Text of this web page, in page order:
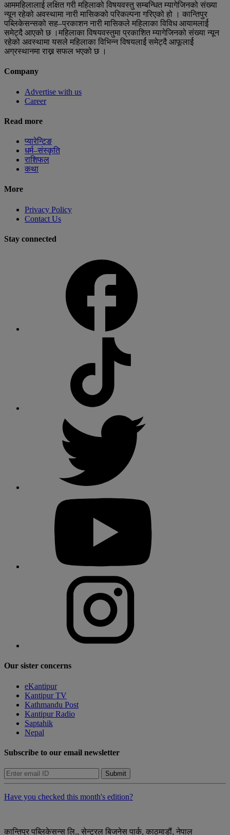
आममहिलालाई लक्षित गरी महिलाको विषयवस्तु सम्बन्धित म्यागेजिनको संख्या
न्यून रहेको अवस्थामा नारी मासिकको परिकल्पना गरिएको हो । कान्तिपुर
पब्लिकेसन्सको सह–प्रकाशन नारी मासिकले महिलाका विविध आयामलार्ई
समेट्दै आएको छ ।महिलाका विषयवस्तुमा प्रकाशित म्यागेजिनको संख्या न्यून
रहेको अवस्थामा यसले महिलाका विभिन्न विषयलार्ई समेट्दै आफूलार्ई
अग्रस्थानमा राख्न सफल भएको छ ।
Company
Advertise with us
Career
Read more
प्यारेन्टिङ
धर्म–संस्कृति
राशिफल
कथा
More
Privacy Policy
Contact Us
Stay connected
Our sister concerns
eKantipur
Kantipur TV
Kathmandu Post
Kantipur Radio
Saptahik
Nepal
Subscribe to our email newsletter
Submit
Have you checked this month's edition?
कान्तिपुर पब्लिकेसन्स लि., सेन्ट्रल बिजनेस पार्क, काठमाडौं, नेपाल